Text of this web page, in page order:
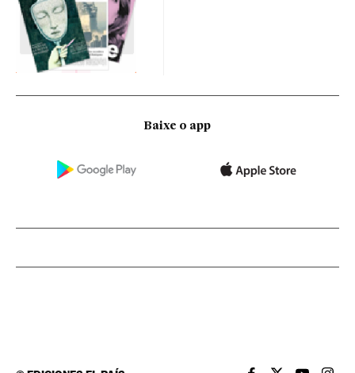
Baixe o app